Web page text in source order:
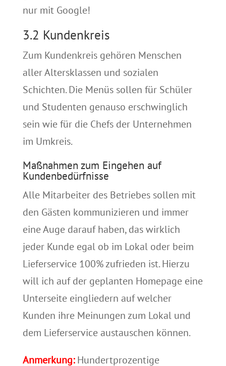
nur mit Google!
3.2 Kundenkreis
Zum Kundenkreis gehören Menschen
aller Altersklassen und sozialen
Schichten. Die Menüs sollen für Schüler
und Studenten genauso erschwinglich
sein wie für die Chefs der Unternehmen
im Umkreis.
Maßnahmen zum Eingehen auf
Kundenbedürfnisse
Alle Mitarbeiter des Betriebes sollen mit
den Gästen kommunizieren und immer
eine Auge darauf haben, das wirklich
jeder Kunde egal ob im Lokal oder beim
Lieferservice 100% zufrieden ist. Hierzu
will ich auf der geplanten Homepage eine
Unterseite eingliedern auf welcher
Kunden ihre Meinungen zum Lokal und
dem Lieferservice austauschen können.
Anmerkung:Hundertprozentige